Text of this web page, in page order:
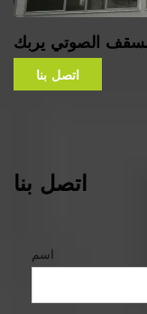
الصوتي يربك
اتصل بنا
اتصل بنا
اسم